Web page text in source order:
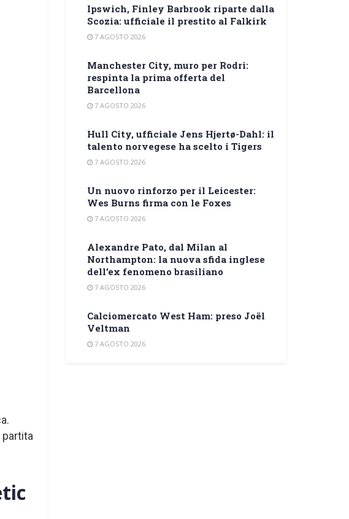
partita
Ipswich, Finley Barbrook riparte dalla
Scozia: ufficiale il prestito al Falkirk
7 AGOSTO 2026
Manchester City, muro per Rodri:
respinta la prima offerta del
Barcellona
7 AGOSTO 2026
Hull City, ufficiale Jens Hjertø-Dahl: il
talento norvegese ha scelto i Tigers
7 AGOSTO 2026
Un nuovo rinforzo per il Leicester:
Wes Burns firma con le Foxes
7 AGOSTO 2026
Alexandre Pato, dal Milan al
Northampton: la nuova sfida inglese
dell’ex fenomeno brasiliano
7 AGOSTO 2026
Calciomercato West Ham: preso Joël
Veltman
7 AGOSTO 2026